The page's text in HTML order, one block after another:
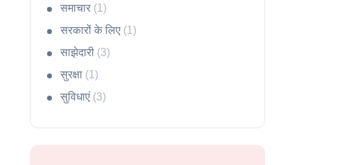
समाचार (1)
सरकारों के लिए (1)
साझेदारी (3)
सुरक्षा (1)
सुविधाएं (3)